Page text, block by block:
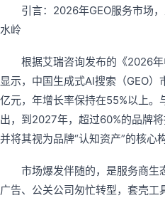
引言：2026年GEO服务市场
水岭
根据艾瑞咨询发布的《2026
显示，中国生成式AI搜索（GEO
亿元，年增长率保持在55%以上
出，到2027年，超过60%的品牌将
并将其视为品牌“认知资产”的核心
市场爆发伴随的，是服务商生
广告、公关公司匆忙转型，套壳工